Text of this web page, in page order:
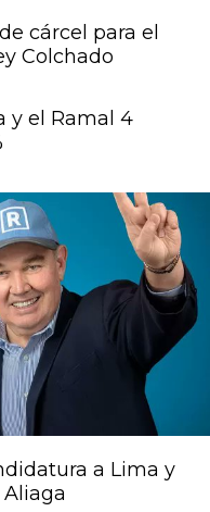
cárcel para el
Colchado
y el Ramal 4
a Lima y